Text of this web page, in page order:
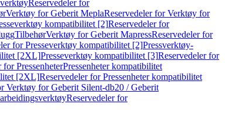
Reservedeler for
Verktøy for Geberit MeplaReservedeler for Verktøy for
kompatibilitet [2]Reservedeler for
TilbehørVerktøy for Geberit MapressReservedeler for
for Presseverktøy kompatibilitet [2]Pressverktøy-
[2XL]Presseverktøy kompatibilitet [3]Reservedeler for
for PressenheterPressenheter kompatibilitet
[2XL]Reservedeler for Pressenheter kompatibilitet
Verktøy for Geberit Silent-db20 / Geberit
Reservedeler for